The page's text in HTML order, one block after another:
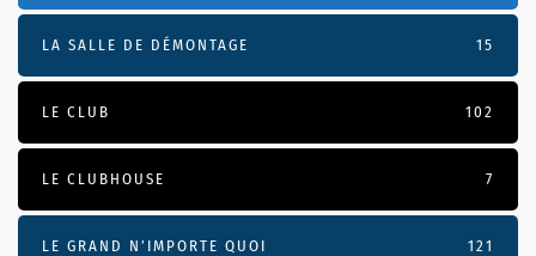
LA SALLE DE DÉMONTAGE 15
LE CLUB 102
LE CLUBHOUSE 7
LE GRAND N’IMPORTE QUOI 121